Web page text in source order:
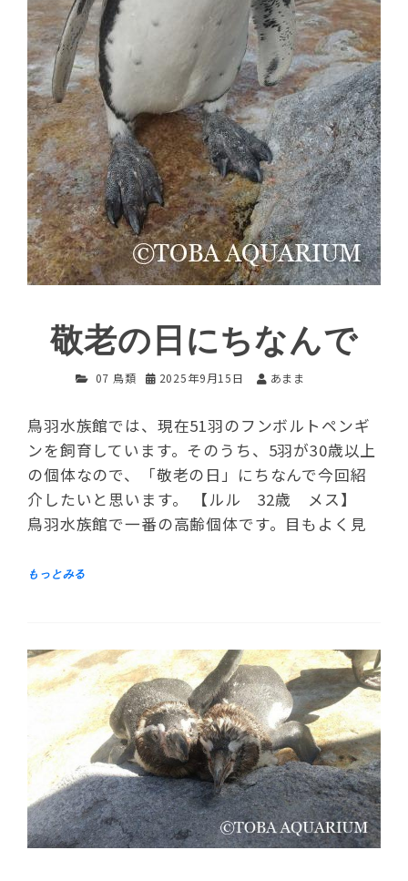
敬老の日にちなんで
07 鳥類 2025年9月15日 あまま
鳥羽水族館では、現在51羽のフンボルトペンギ
ンを飼育しています。そのうち、5羽が30歳以上
の個体なので、「敬老の日」にちなんで今回紹
介したいと思います。 【ルル 32歳 メス】
鳥羽水族館で一番の高齢個体です。目もよく見